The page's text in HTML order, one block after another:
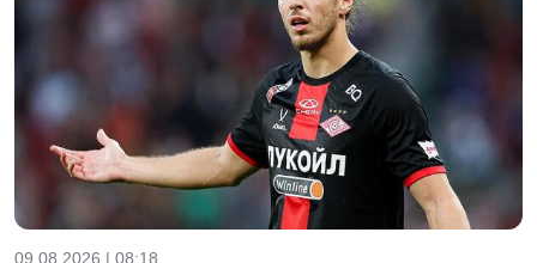
09.08.2026 | 08:18